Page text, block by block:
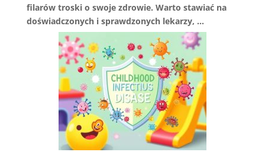
filarów troski o swoje zdrowie. Warto stawiać na
doświadczonych i sprawdzonych lekarzy, …